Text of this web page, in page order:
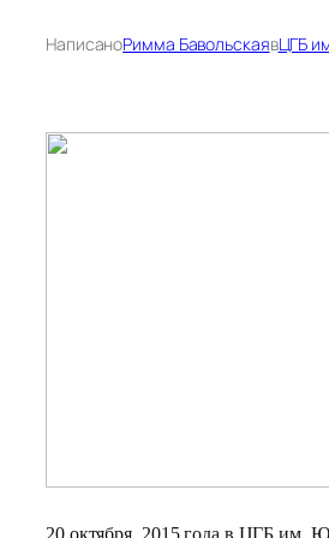
НаписаноРимма БавольскаявЦГБ
20 октября 2015 года в ЦГБ им.